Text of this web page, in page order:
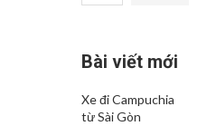
Bài viết mới
Xe đi Campuchia
từ Sài Gòn